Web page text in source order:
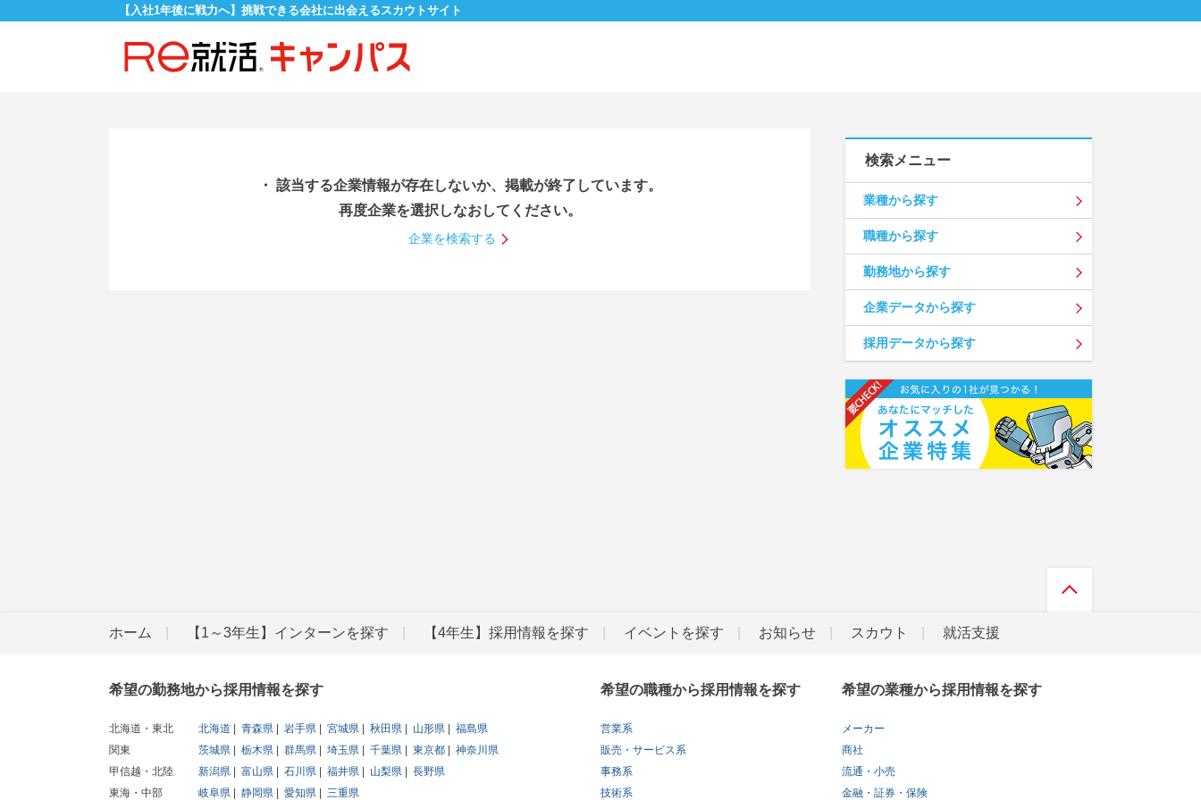
【入社1年後に戦力へ】挑戦できる会社に出会えるスカウトサイト
・ 該当する企業情報が存在しないか、掲載が終了しています。
再度企業を選択しなおしてください。
企業を検索する
検索メニュー
業種から探す
職種から探す
勤務地から探す
企業データから探す
採用データから探す
ホーム 【1～3年生】インターンを探す 【4年生】採用情報を探す イベントを探す お知らせ スカウト 就活支援
希望の勤務地から採用情報を探す
北海道・東北 北海道 青森県 岩手県 宮城県 秋田県 山形県
福島県
関東
茨城県 栃木県 群馬県 埼玉県 千葉県 東京都
神奈川県
甲信越・北陸
新潟県 富山県 石川県 福井県 山梨県
長野県
東海・中部
岐阜県 静岡県 愛知県 三重県
希望の職種から採用情報を探す
営業系
販売・サービス系
事務系
技術系
希望の業種から採用情報を探す
メーカー
商社
流通・小売
金融・証券・保険